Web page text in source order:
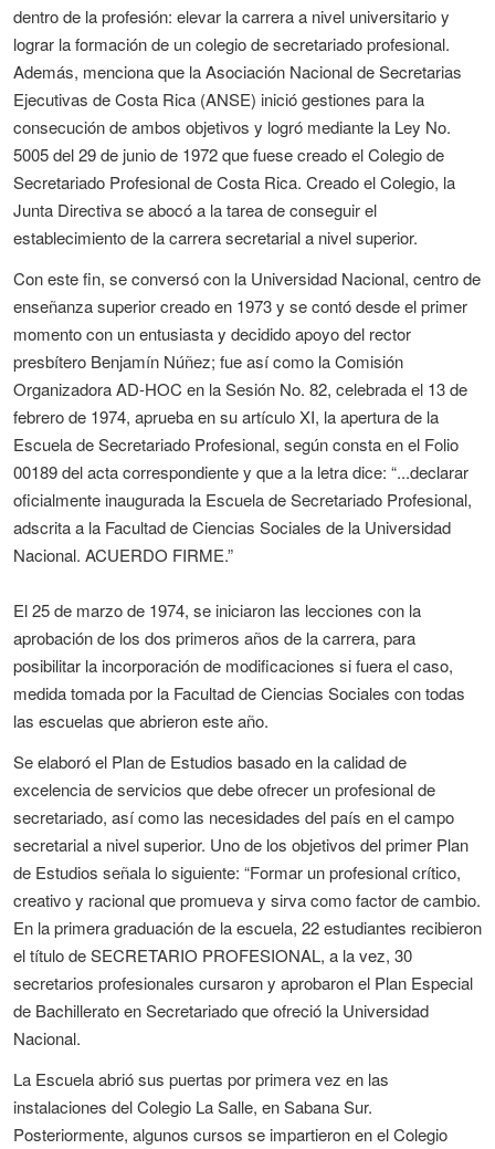
dentro de la profesión: elevar la carrera a nivel universitario y
lograr la formación de un colegio de secretariado profesional.
Además, menciona que la Asociación Nacional de Secretarias
Ejecutivas de Costa Rica (ANSE) inició gestiones para la
consecución de ambos objetivos y logró mediante la Ley No.
5005 del 29 de junio de 1972 que fuese creado el Colegio de
Secretariado Profesional de Costa Rica. Creado el Colegio, la
Junta Directiva se abocó a la tarea de conseguir el
establecimiento de la carrera secretarial a nivel superior.
Con este fin, se conversó con la Universidad Nacional, centro de
enseñanza superior creado en 1973 y se contó desde el primer
momento con un entusiasta y decidido apoyo del rector
presbítero Benjamín Núñez; fue así como la Comisión
Organizadora AD-HOC en la Sesión No. 82, celebrada el 13 de
febrero de 1974, aprueba en su artículo XI, la apertura de la
Escuela de Secretariado Profesional, según consta en el Folio
00189 del acta correspondiente y que a la letra dice: “...declarar
oficialmente inaugurada la Escuela de Secretariado Profesional,
adscrita a la Facultad de Ciencias Sociales de la Universidad
Nacional. ACUERDO FIRME.”
El 25 de marzo de 1974, se iniciaron las lecciones con la
aprobación de los dos primeros años de la carrera, para
posibilitar la incorporación de modificaciones si fuera el caso,
medida tomada por la Facultad de Ciencias Sociales con todas
las escuelas que abrieron este año.
Se elaboró el Plan de Estudios basado en la calidad de
excelencia de servicios que debe ofrecer un profesional de
secretariado, así como las necesidades del país en el campo
secretarial a nivel superior. Uno de los objetivos del primer Plan
de Estudios señala lo siguiente: “Formar un profesional crítico,
creativo y racional que promueva y sirva como factor de cambio.
En la primera graduación de la escuela, 22 estudiantes recibieron
el título de SECRETARIO PROFESIONAL, a la vez, 30
secretarios profesionales cursaron y aprobaron el Plan Especial
de Bachillerato en Secretariado que ofreció la Universidad
Nacional.
La Escuela abrió sus puertas por primera vez en las
instalaciones del Colegio La Salle, en Sabana Sur.
Posteriormente, algunos cursos se impartieron en el Colegio